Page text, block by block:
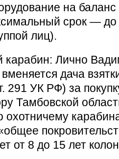
на
срок — до
лиц).
карабин: Лично
дача
291 УК РФ) за
Тамбовской
охотничему
от 8 до 15 лет